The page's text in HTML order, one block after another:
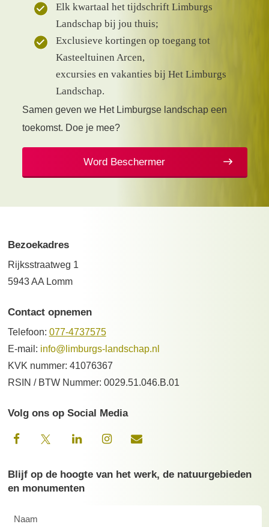
Elk kwartaal het tijdschrift Limburgs
Landschap bij jou thuis;
Exclusieve kortingen op toegang tot
Kasteeltuinen Arcen,
excursies en vakanties bij Het Limburgs
Landschap.
Samen geven we Het Limburgse landschap een
toekomst. Doe je mee?
Word Beschermer
Bezoekadres
Rijksstraatweg 1
5943 AA Lomm
Contact opnemen
Telefoon: 077-4737575
E-mail: info@limburgs-landschap.nl
KVK nummer: 41076367
RSIN / BTW Nummer: 0029.51.046.B.01
Volg ons op Social Media
Blijf op de hoogte van het werk, de natuurgebieden
en monumenten